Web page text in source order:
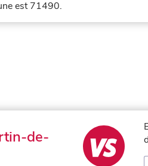
est 71490.
de-